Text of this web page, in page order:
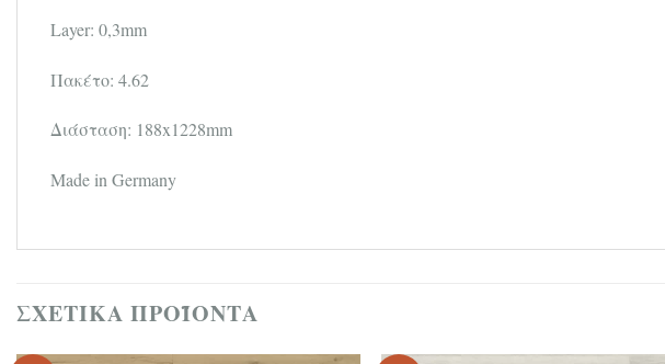
Layer: 0,3mm
Πακέτο: 4.62
Διάσταση: 188x1228mm
Made in Germany
ΣΧΕΤΙΚΆ ΠΡΟΪΌΝΤΑ